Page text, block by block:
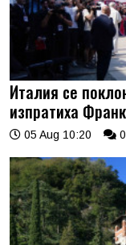
Италия се
изпратиха
05 Aug 10:20 0